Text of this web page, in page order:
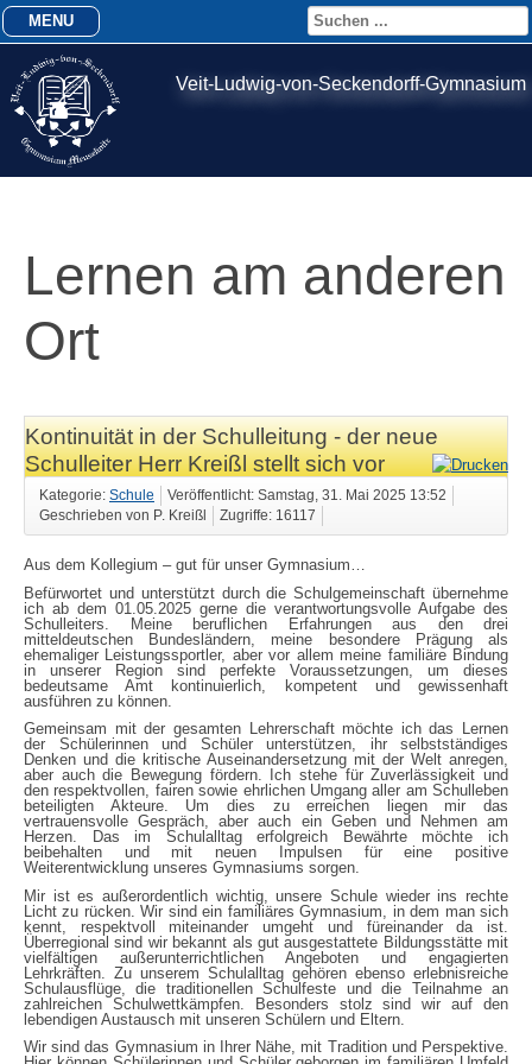
Veit-Ludwig-von-Seckendorff-Gymnasium
MENU
Lernen am anderen
Ort
Kontinuität in der Schulleitung - der neue
Schulleiter Herr Kreißl stellt sich vor
Kategorie: Schule
Veröffentlicht: Samstag, 31. Mai 2025 13:52
Geschrieben von P. Kreißl
Zugriffe: 16117
Aus dem Kollegium – gut für unser Gymnasium…
Befürwortet und unterstützt durch die Schulgemeinschaft übernehme
ich ab dem 01.05.2025 gerne die verantwortungsvolle Aufgabe des
Schulleiters. Meine beruflichen Erfahrungen aus den drei
mitteldeutschen Bundesländern, meine besondere Prägung als
ehemaliger Leistungssportler, aber vor allem meine familiäre Bindung
in unserer Region sind perfekte Voraussetzungen, um dieses
bedeutsame Amt kontinuierlich, kompetent und gewissenhaft
ausführen zu können.
Gemeinsam mit der gesamten Lehrerschaft möchte ich das Lernen
der Schülerinnen und Schüler unterstützen, ihr selbstständiges
Denken und die kritische Auseinandersetzung mit der Welt anregen,
aber auch die Bewegung fördern. Ich stehe für Zuverlässigkeit und
den respektvollen, fairen sowie ehrlichen Umgang aller am Schulleben
beteiligten Akteure. Um dies zu erreichen liegen mir das
vertrauensvolle Gespräch, aber auch ein Geben und Nehmen am
Herzen. Das im Schulalltag erfolgreich Bewährte möchte ich
beibehalten und mit neuen Impulsen für eine positive
Weiterentwicklung unseres Gymnasiums sorgen.
Mir ist es außerordentlich wichtig, unsere Schule wieder ins rechte
Licht zu rücken. Wir sind ein familiäres Gymnasium, in dem man sich
kennt, respektvoll miteinander umgeht und füreinander da ist.
Überregional sind wir bekannt als gut ausgestattete Bildungsstätte mit
vielfältigen außerunterrichtlichen Angeboten und engagierten
Lehrkräften. Zu unserem Schulalltag gehören ebenso erlebnisreiche
Schulausflüge, die traditionellen Schulfeste und die Teilnahme an
zahlreichen Schulwettkämpfen. Besonders stolz sind wir auf den
lebendigen Austausch mit unseren Schülern und Eltern.
Wir sind das Gymnasium in Ihrer Nähe, mit Tradition und Perspektive.